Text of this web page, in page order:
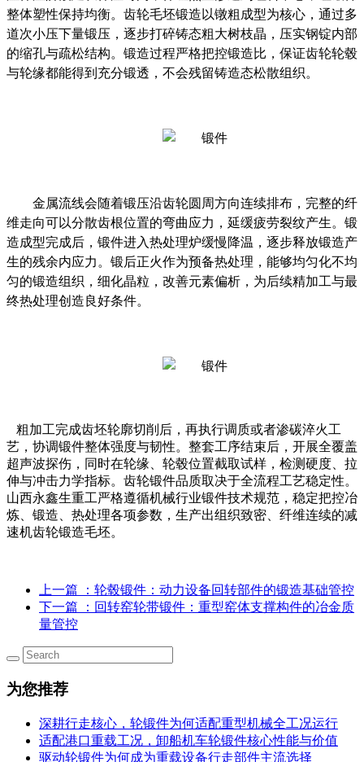
整体塑性保持均衡。齿轮毛坯锻造以镦粗成型为核心，通过多
道次小压下量锻压，逐步打碎铸态粗大树枝晶，压实钢锭内部
的缩孔与疏松结构。锻造过程严格把控锻造比，保证齿轮轮毂
与轮缘都能得到充分锻透，不会残留铸造态松散组织。
金属流线会随着锻压沿齿轮圆周方向连续排布，完整的纤
维走向可以分散齿根位置的弯曲应力，延缓疲劳裂纹产生。锻
造成型完成后，锻件进入热处理炉缓慢降温，逐步释放锻造产
生的残余内应力。锻后正火作为预备热处理，能够均匀化不均
匀的锻造组织，细化晶粒，改善元素偏析，为后续精加工与最
终热处理创造良好条件。
粗加工完成齿坯轮廓切削后，再执行调质或者渗碳淬火工
艺，协调锻件整体强度与韧性。整套工序结束后，开展全覆盖
超声波探伤，同时在轮缘、轮毂位置截取试样，检测硬度、拉
伸与冲击力学指标。齿轮锻件品质取决于全流程工艺稳定性。
山西永鑫生重工严格遵循机械行业锻件技术规范，稳定把控冶
炼、锻造、热处理各项参数，生产出组织致密、纤维连续的减
速机齿轮锻造毛坯。
上一篇
：轮毂锻件：动力设备回转部件的锻造基础管控
下一篇
：回转窑轮带锻件：重型窑体支撑构件的冶金质
量管控
为您推荐
深耕行走核心，轮锻件为何适配重型机械全工况运行
适配港口重载工况，卸船机车轮锻件核心性能与价值
驱动轮锻件为何成为重载设备行走部件主流选择